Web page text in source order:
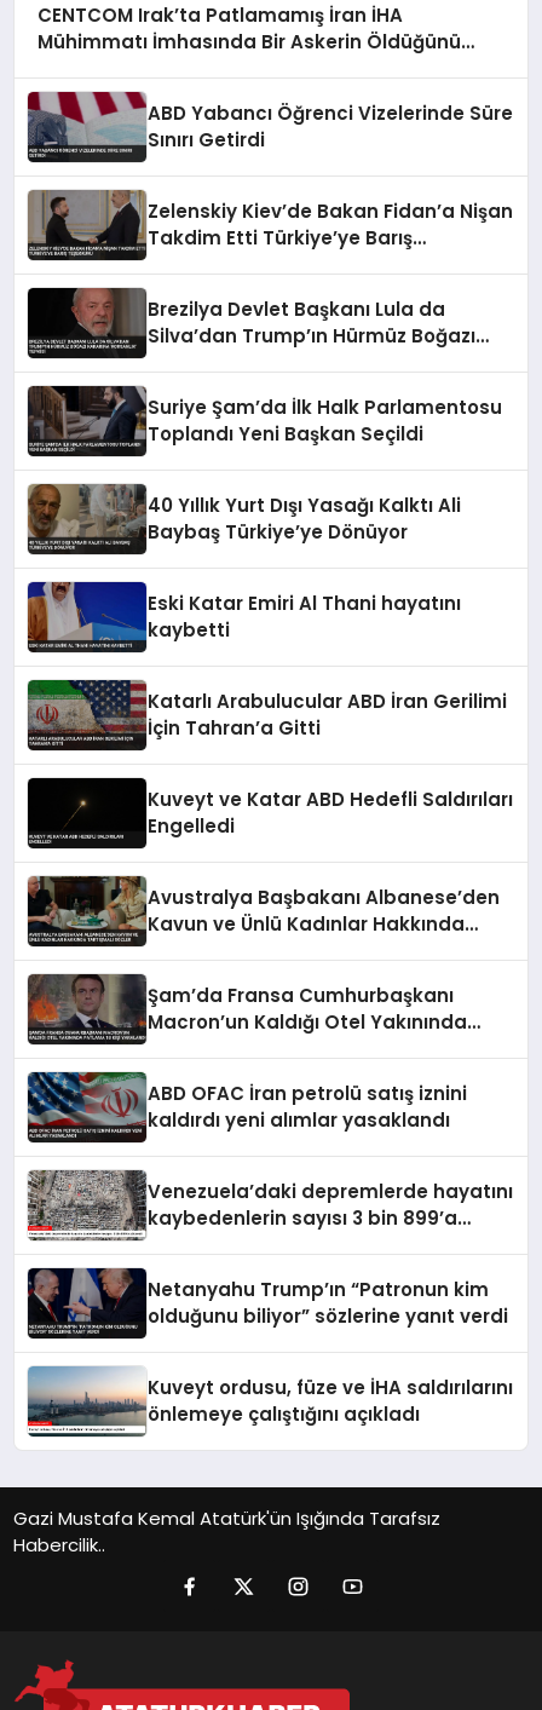
CENTCOM Irak’ta Patlamamış İran İHA
Mühimmatı İmhasında Bir Askerin Öldüğünü
ABD Yabancı Öğrenci Vizelerinde Süre
Sınırı Getirdi
Zelenskiy Kiev’de Bakan Fidan’a Nişan
Takdim Etti Türkiye’ye Barış
Brezilya Devlet Başkanı Lula da
Silva’dan Trump’ın Hürmüz Boğazı
Suriye Şam’da İlk Halk Parlamentosu
Toplandı Yeni Başkan Seçildi
40 Yıllık Yurt Dışı Yasağı Kalktı Ali
Baybaş Türkiye’ye Dönüyor
Eski Katar Emiri Al Thani hayatını
kaybetti
Katarlı Arabulucular ABD İran Gerilimi
İçin Tahran’a Gitti
Kuveyt ve Katar ABD Hedefli Saldırıları
Engelledi
Avustralya Başbakanı Albanese’den
Kavun ve Ünlü Kadınlar Hakkında
Şam’da Fransa Cumhurbaşkanı
Macron’un Kaldığı Otel Yakınında
ABD OFAC İran petrolü satış iznini
kaldırdı yeni alımlar yasaklandı
Venezuela’daki depremlerde hayatını
kaybedenlerin sayısı 3 bin 899’a
Netanyahu Trump’ın “Patronun kim
olduğunu biliyor” sözlerine yanıt verdi
Kuveyt ordusu, füze ve İHA saldırılarını
önlemeye çalıştığını açıkladı
Gazi Mustafa Kemal Atatürk'ün Işığında Tarafsız
Habercilik..